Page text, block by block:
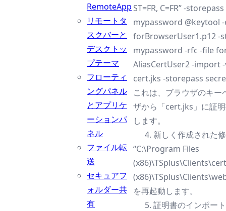
RemoteApp
リモートタ
スクバーと
デスクトッ
プテーマ
フローティ
ングパネル
とアプリケ
ーションパ
ネル
ファイル転
送
セキュアフ
ォルダー共
有
ST=FR, C=FR” -
mypassword @keytool
forBrowserUser1.p12 -
mypassword -rfc -file
AliasCertUser2 -import
cert.jks -storepass
これは、ブラウザのキ
ザから「cert.jks」に証
します。
新しく作成された
“C:\Program Files
を再起動します。
証明書のインポー